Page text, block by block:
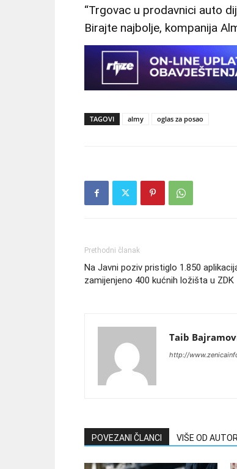
“Trgovac u prodavnici auto
Birajte najbolje, kompanija
TAGOVI almy oglas za posao
Prethodni članak
Na Javni poziv pristiglo 1.850
zamijenjeno 400 kućnih ložišta u ZDK
Taib
http://
POVEZANI ČLANCI VIŠE OD